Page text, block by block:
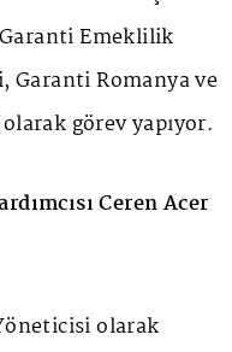
Emeklilik
Garanti Romanya ve
görev yapıyor.
Ceren Acer
olarak